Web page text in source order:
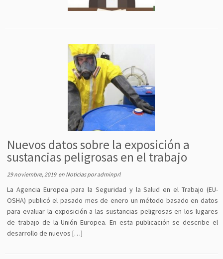
Nuevos datos sobre la exposición a
sustancias peligrosas en el trabajo
29 noviembre, 2019en Noticiasporadminprl
La Agencia Europea para la Seguridad y la Salud en el Trabajo (EU-
OSHA) publicó el pasado mes de enero un método basado en datos
para evaluar la exposición a las sustancias peligrosas en los lugares
de trabajo de la Unión Europea. En esta publicación se describe el
desarrollo de nuevos […]